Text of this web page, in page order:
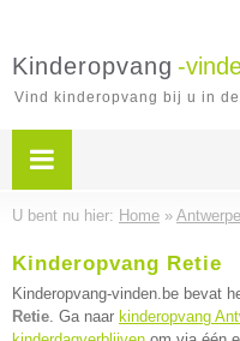
Kinderopvang -
Vind kinderopvang bij u in
U bent nu hier: Home »
Kinderopvang Retie
Kinderopvang-vinden.be bevat
Retie. Ga naar kinderopvang